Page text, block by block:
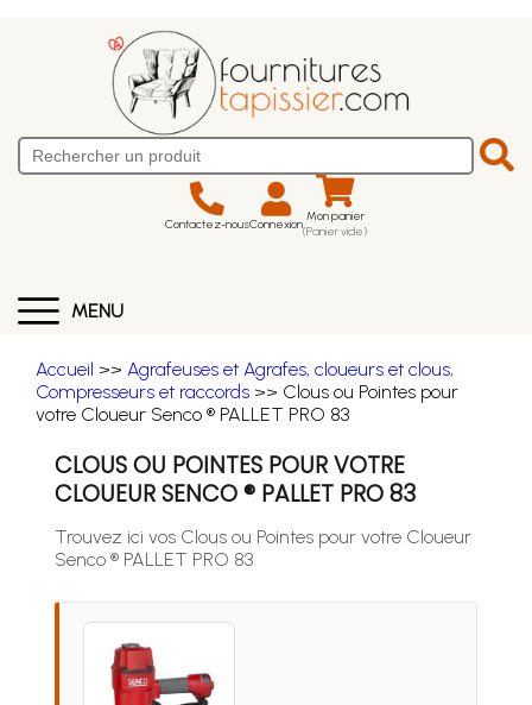
Contactez-nousConnexion Mon panier
(Panier vide)
MENU
Accueil >> Agrafeuses et Agrafes, cloueurs et clous,
Compresseurs et raccords >> Clous ou Pointes pour
votre Cloueur Senco ® PALLET PRO 83
CLOUS OU POINTES POUR VOTRE
CLOUEUR SENCO ® PALLET PRO 83
Trouvez ici vos Clous ou Pointes pour votre Cloueur
Senco ® PALLET PRO 83